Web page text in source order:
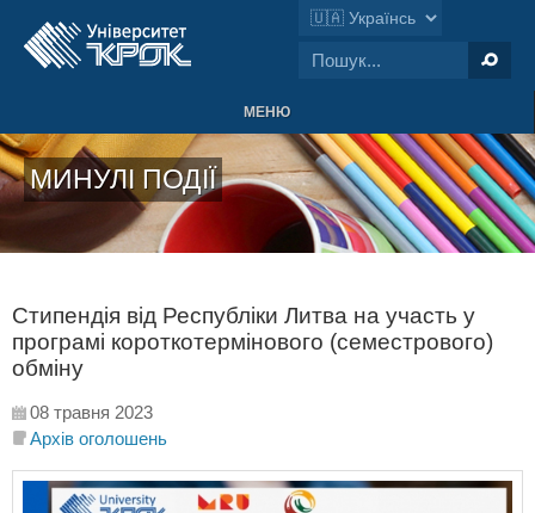
МЕНЮ
МИНУЛІ ПОДІЇ
Стипендія від Республіки Литва на участь у
програмі короткотермінового (семестрового)
обміну
08 травня 2023
Архів оголошень